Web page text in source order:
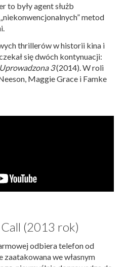
to były agent służb
metod
thrillerów w historii kina i
się dwóch kontynuacji:
Uprowadzona 3(2014). W roli
Maggie Grace i Famke
Call (2013 rok)
odbiera telefon od
we własnym